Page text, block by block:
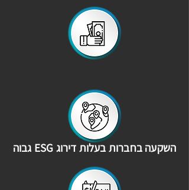
השקעה בחברות בעלות דירוג ESG גבוה